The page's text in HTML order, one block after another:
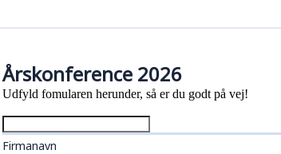
Årskonference 2026
Udfyld fomularen herunder, så er du godt på vej!
Firmanavn